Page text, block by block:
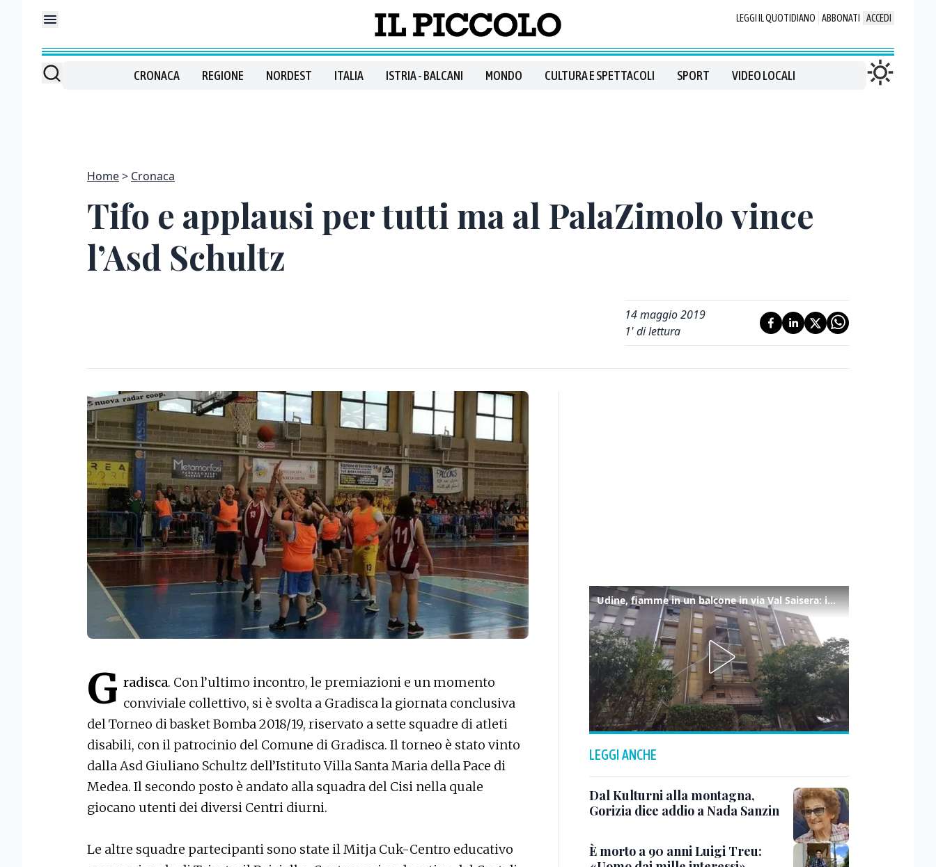
LEGGI IL QUOTIDIANO ABBONATI ACCEDI
CRONACA REGIONE NORDEST ITALIA ISTRIA - BALCANI MONDO CULTURA E SPETTACOLI SPORT VIDEO LOCALI
Home Cronaca
Tifo e applausi per tutti ma al PalaZimolo vince
l’Asd Schultz
14 maggio 2019
1' di lettura
G radisca. Con l’ultimo incontro, le premiazioni e un momento
conviviale collettivo, si è svolta a Gradisca la giornata conclusiva
del Torneo di basket Bomba 2018/19, riservato a sette squadre di atleti
disabili, con il patrocinio del Comune di Gradisca. Il torneo è stato vinto
dalla Asd Giuliano Schultz dell’Istituto Villa Santa Maria della Pace di
Medea. Il secondo posto è andato alla squadra del Cisi nella quale
giocano utenti dei diversi Centri diurni.
Le altre squadre partecipanti sono state il Mitja Cuk-Centro educativo
Udine, fiamme in un balcone in via Val Saisera: intervengono i pompieri
LEGGI ANCHE
Dal Kulturni alla montagna,
Gorizia dice addio a Nada Sanzin
È morto a 90 anni Luigi Treu: